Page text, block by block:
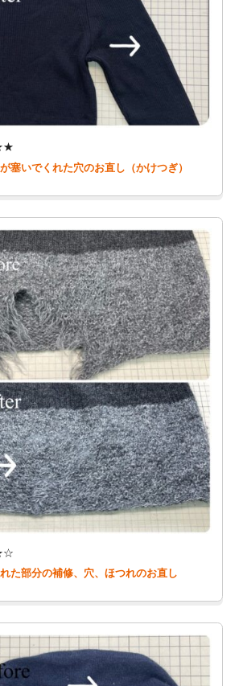
塞いでくれた穴のお直し（かけつぎ）
た部分の補修、穴、ほつれのお直し